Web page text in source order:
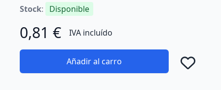
Stock: Disponible
0,81 € IVA incluído
Añadir al carro